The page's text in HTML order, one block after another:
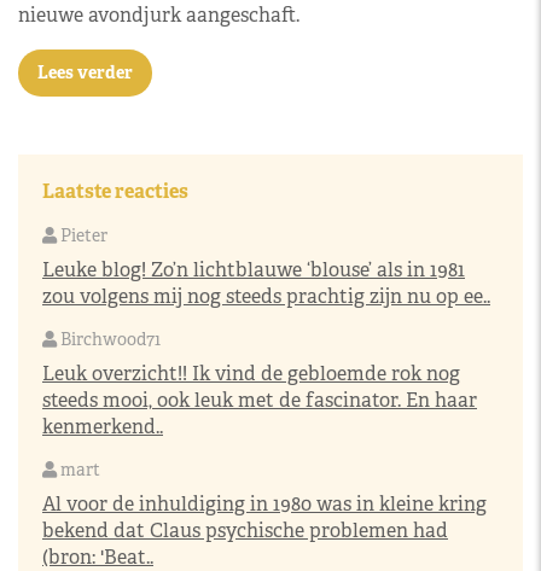
nieuwe avondjurk aangeschaft.
Lees verder
Laatste reacties
Pieter
Leuke blog! Zo’n lichtblauwe ‘blouse’ als in 1981
zou volgens mij nog steeds prachtig zijn nu op ee..
Birchwood71
Leuk overzicht!! Ik vind de gebloemde rok nog
steeds mooi, ook leuk met de fascinator. En haar
kenmerkend..
mart
Al voor de inhuldiging in 1980 was in kleine kring
bekend dat Claus psychische problemen had
(bron: 'Beat..